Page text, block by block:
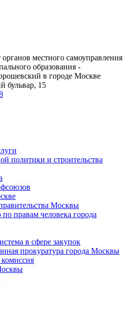
местного самоуправления
образования -
в городе Москве
бульвар, 15
политики и строительства
Москвы
правам человека города
в сфере закупок
прокуратура города Москвы
комиссия